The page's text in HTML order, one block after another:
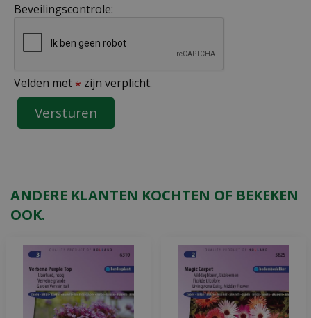
Beveilingscontrole:
Velden met * zijn verplicht.
ANDERE KLANTEN KOCHTEN OF BEKEKEN
OOK.